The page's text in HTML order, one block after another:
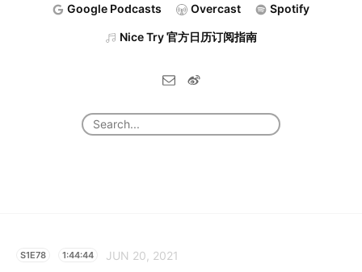
Google Podcasts Overcast Spotify
Nice Try 官方日历订阅指南
S1E78 1:44:44 JUN 20, 2021